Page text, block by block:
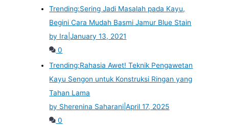
Trending:Sering Jadi Masalah pada Kayu,
Begini Cara Mudah Basmi Jamur Blue Stain
by Ira |January 13, 2021
0
Trending:Rahasia Awet! Teknik Pengawetan
Kayu Sengon untuk Konstruksi Ringan yang
Tahan Lama
by Sherenina Saharani |April 17, 2025
0